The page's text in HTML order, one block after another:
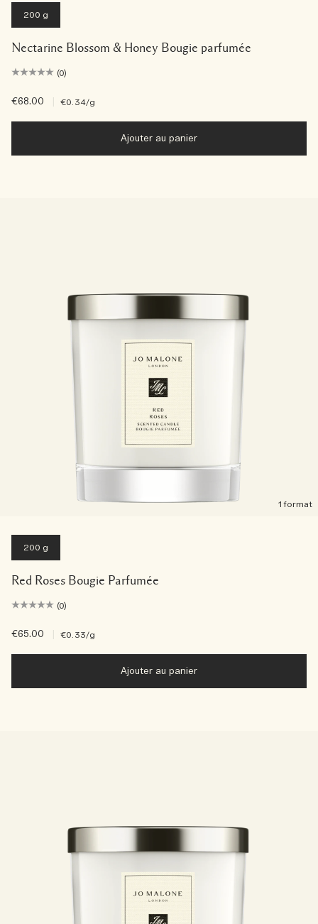
200 g
Nectarine Blossom & Honey Bougie parfumée
(0)
€68.00 €0.34/g
Ajouter au panier
1 format
200 g
Red Roses Bougie Parfumée
(0)
€65.00 €0.33/g
Ajouter au panier